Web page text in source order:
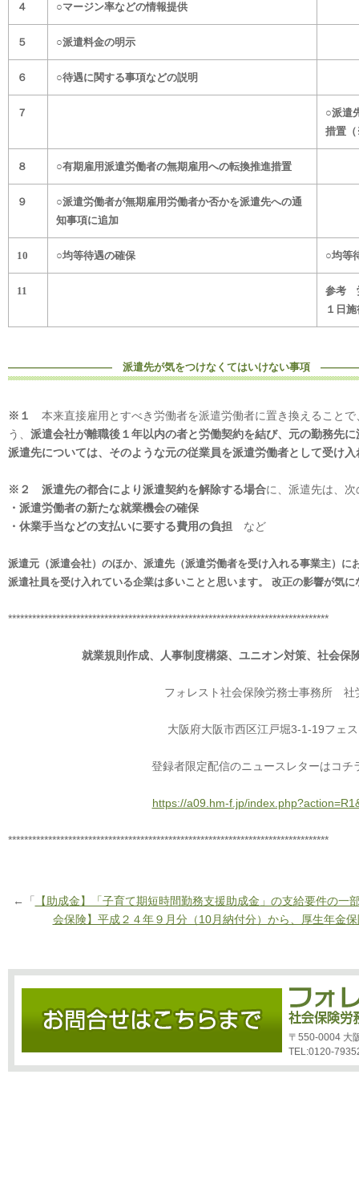
４ ○マージン率などの情報提供
５ ○派遣料金の明示
６ ○待遇に関する事項などの説明
７
○派遣
措置
８ ○有期雇用派遣労働者の無期雇用への転換推進措置
９
○派遣労働者が無期雇用労働者か否かを派遣先への通
知事項に追加
10 ○均等待遇の確保 ○均等
11 参考
１日
―――――――――― 派遣先が気をつけなくてはいけない事項
※１
本来直接雇用とすべき労働者を派遣労働者に置き換えること
う、 派遣会社が離職後１年以内の者と労働契約を結び、元の勤務先
派遣先については、そのような元の従業員を派遣労働者として受け
※２ 派遣先の都合により派遣契約を解除する場合に、派遣先は、
・派遣労働者の新たな就業機会の確保
・休業手当などの支払いに要する費用の負担 など
派遣元（派遣会社）のほか、派遣先（派遣労働者を受け入れる事業主）に
派遣社員を受け入れている企業は多いことと思います。 改正の影響が気
********************************************************************************
就業規則作成、人事制度構築、ユニオン対策、社会保
フォレスト社会保険労務士事務所
大阪府大阪市西区江戸堀3-1-19フェ
登録者限定配信のニュースレターはコチ
https://a09.hm-f.jp/
********************************************************************************
←「
【助成金】「子育て期短時間勤務支援助成金」の支給要件の一
会保険】平成２４年９月分（10月納付分）から、厚生年金
〒550-0004 大
TEL:0120-